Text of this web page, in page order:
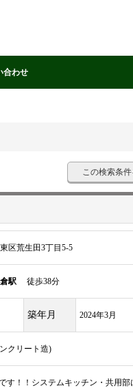
合わせ
この検索条
区荒生田3丁目5-5
駅 徒歩38分
築年月 2024年3月
クリート造)
す！！システムキッチン・共用部